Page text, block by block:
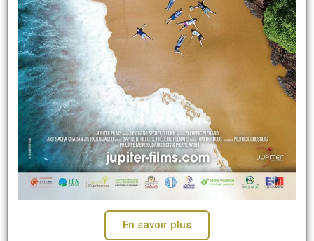
En savoir plus